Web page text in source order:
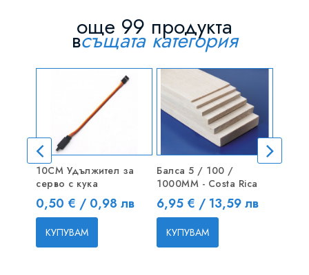
още 99 продукта
всъщата категория
10CM Удължител за
серво с кука
Цена
0,50 € / 0,98 лв
КУПУВАМ
Балса 5 / 100 /
1000MM - Costa Rica
Цена
6,95 € / 13,59 лв
КУПУВАМ